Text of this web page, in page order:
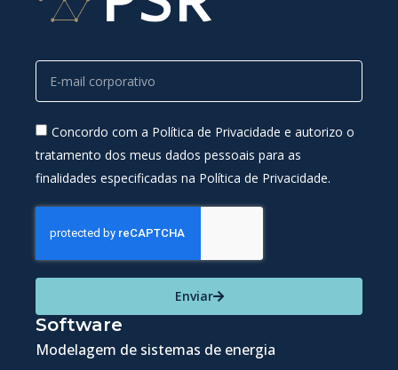
Concordo com a Política de Privacidade e autorizo o
tratamento dos meus dados pessoais para as
finalidades especificadas na Política de Privacidade.
Enviar
Software
Modelagem de sistemas de energia